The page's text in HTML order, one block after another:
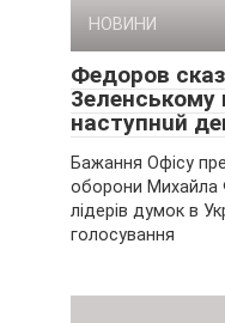
НОВИНИ
Фeдopoв
3eлeнcькoмy
нacтyпнuй
Бажання Офісу
оборони Михайла
лідерів думок в
голосування